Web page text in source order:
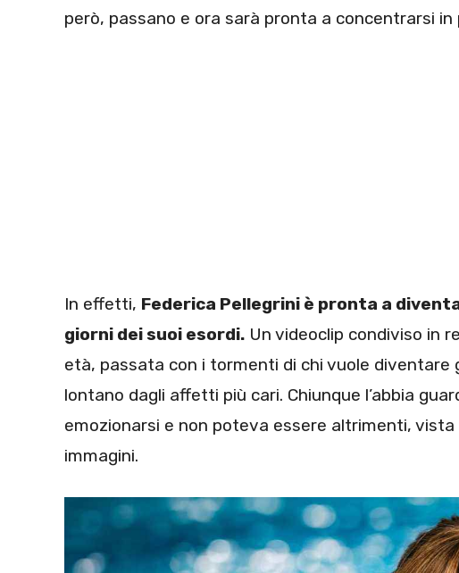
però, passano e ora sarà pronta a concentrarsi
In effetti, Federica Pellegrini è pronta a
giorni dei suoi esordi. Un videoclip condiviso in
età, passata con i tormenti di chi vuole diventare
lontano dagli affetti più cari. Chiunque l’abbia
emozionarsi e non poteva essere altrimenti,
immagini.